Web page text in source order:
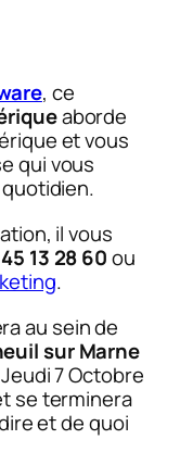
, ce
aborde
et vous
qui vous
il vous
13 28 60ou
.
au sein de
sur Marne
7 Octobre
se terminera
et de quoi